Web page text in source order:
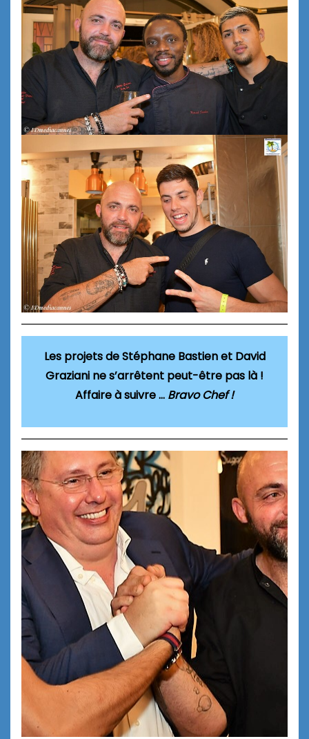
Les projets de Stéphane Bastien et David
Graziani ne s’arrêtent peut-être pas là !
Affaire à suivre … Bravo Chef !